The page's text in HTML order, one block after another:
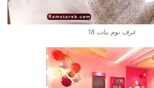
غرف نوم بنات 18